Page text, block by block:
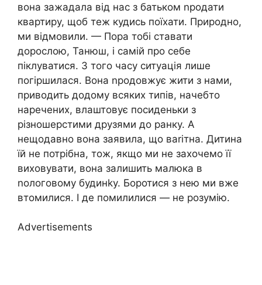
вона зажадала від нас з батьком nродати
квартиру, щоб теж кудись поїхати. Природно,
ми відмовили. — Пора тобі ставати
дорослою, Танюш, і самій про себе
піклуватися. З того часу ситуація лише
погіршилася. Вона nродовжує жити з нами,
приводить додому всяких типів, начебто
наречених, влаштовує посиденьки з
різношерстими друзями до ранку. А
нещодавно вона заявила, що ваrітна. Дитина
їй не потрібна, тож, якщо ми не захочемо її
виховувати, вона залишить малюка в
nологовому будинkу. Боротися з нею ми вже
втомилися. І де помилилися — не розумію.
Advertisements